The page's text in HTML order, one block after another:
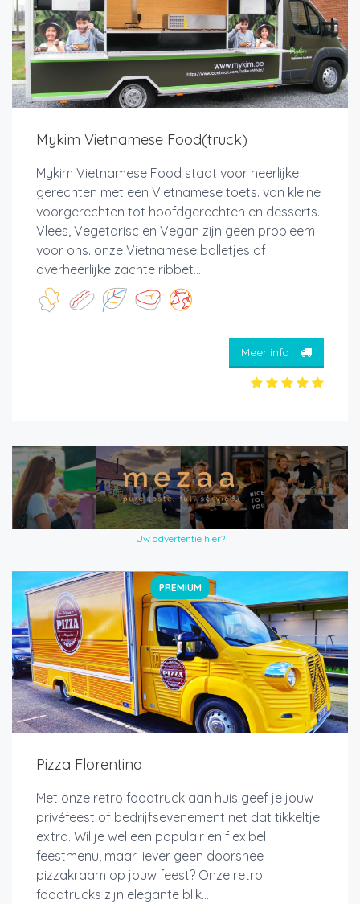
Mykim Vietnamese Food(truck)
Mykim Vietnamese Food staat voor heerlijke
gerechten met een Vietnamese toets. van kleine
voorgerechten tot hoofdgerechten en desserts.
Vlees, Vegetarisc en Vegan zijn geen probleem
voor ons. onze Vietnamese balletjes of
overheerlijke zachte ribbet...
Meer info
Uw advertentie hier?
PREMIUM
Pizza Florentino
Met onze retro foodtruck aan huis geef je jouw
privéfeest of bedrijfsevenement net dat tikkeltje
extra. Wil je wel een populair en flexibel
feestmenu, maar liever geen doorsnee
pizzakraam op jouw feest? Onze retro
foodtrucks zijn elegante blik...